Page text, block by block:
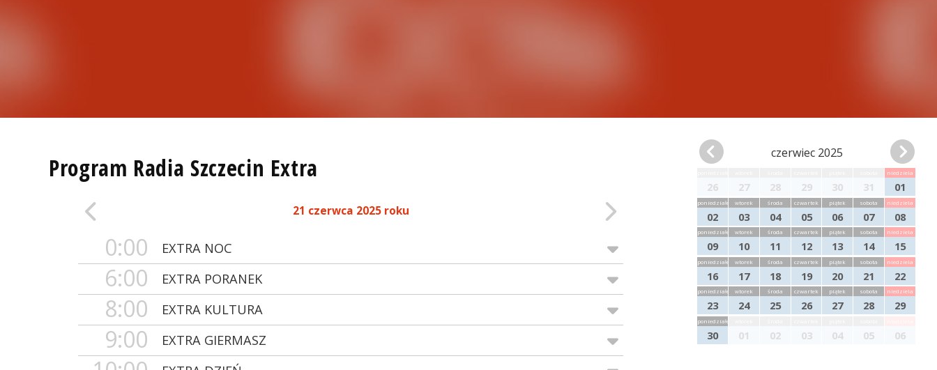
Program Radia Szczecin Extra
21 czerwca 2025 roku
0:00 EXTRA NOC
6:00 EXTRA PORANEK
8:00 EXTRA KULTURA
9:00 EXTRA GIERMASZ
czerwiec 2025
26 27 28 29 30 31
niedziela
01
poniedziałek
02
wtorek
03
środa
04
czwartek
05
piątek
06
sobota
07
niedziela
08
poniedziałek
09
wtorek
10
środa
11
czwartek
12
piątek
13
sobota
14
niedziela
15
poniedziałek
16
wtorek
17
środa
18
czwartek
19
piątek
20
sobota
21
niedziela
22
poniedziałek
23
wtorek
24
środa
25
czwartek
26
piątek
27
sobota
28
niedziela
29
poniedziałek
30 01 02 03 04 05 06